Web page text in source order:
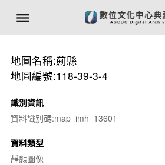
地圖名稱:薊縣
地圖編號:118-39-3-4
識別資訊
資料識別碼:map_imh_13601
資料類型
靜態圖像